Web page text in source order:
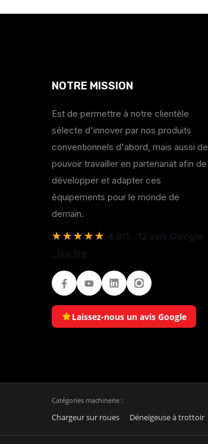
NOTRE MISSION
Est de permettre à notre clientèle
sélecte d'innover par nos produits
conventionnels d'abord, mais aussi de
pouvoir travailler en partenariat afin de
développer et adapter ces
équipements pour le monde de
demain.
★★★★★
FacebookYoutubeLinkedInInstagram
Laissez-nous un avis Google
Catégories machinerie :
Chargeur sur roues Déneigeuse à trottoir